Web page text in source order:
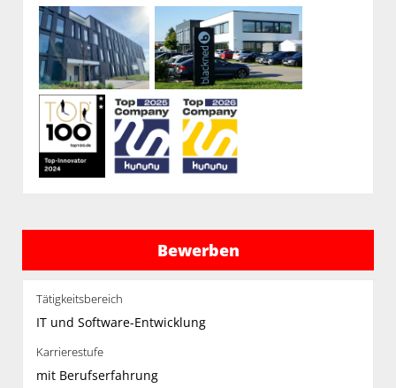
Bewerben
Tätigkeitsbereich
IT und Software-Entwicklung
Karrierestufe
mit Berufserfahrung